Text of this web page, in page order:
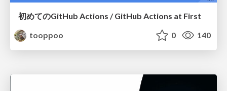
初めてのGitHub Actions / GitHub Actions at First
tooppoo
0 140